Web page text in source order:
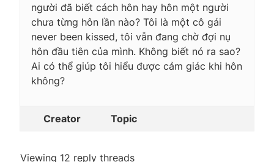
người đã biết cách hôn hay hôn một người
chưa từng hôn lần nào? Tôi là một cô gái
never been kissed, tôi vẫn đang chờ đợi nụ
hôn đầu tiên của mình. Không biết nó ra sao?
Ai có thể giúp tôi hiểu được cảm giác khi hôn
không?
Creator Topic
Viewing 12 reply threads